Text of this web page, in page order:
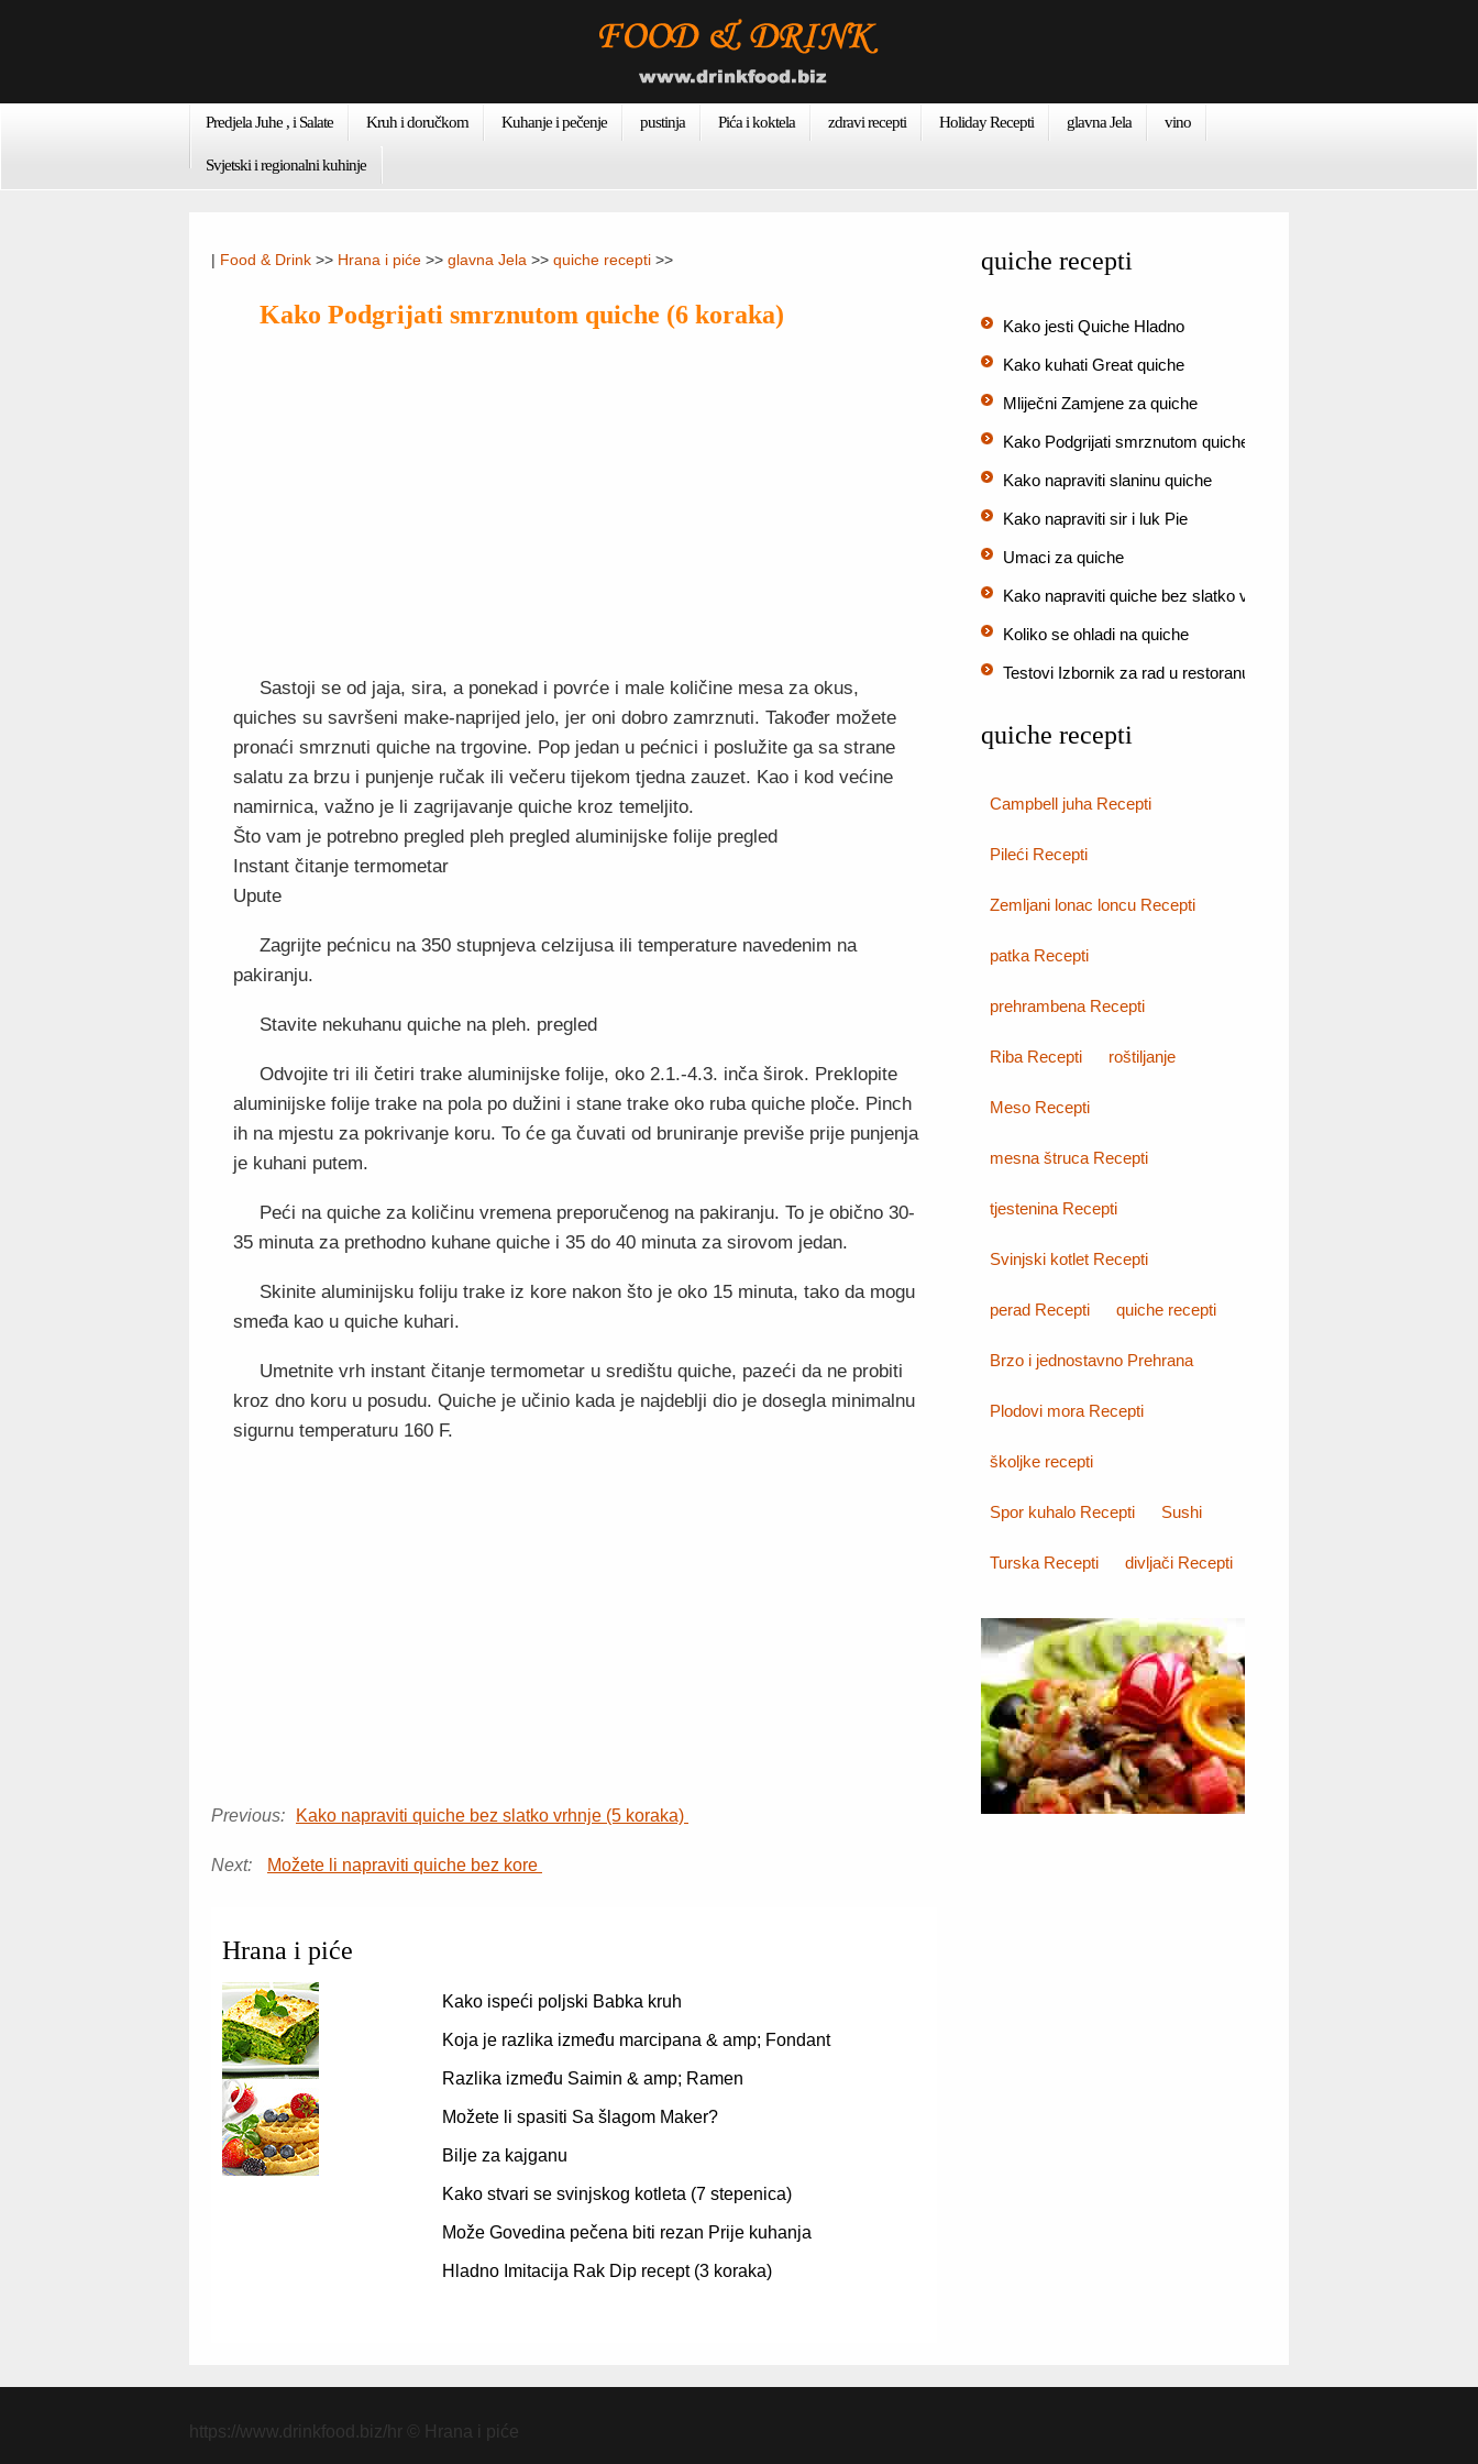
Predjela Juhe , i Salate Kruh i doručkom Kuhanje i pečenje pustinja Pića i koktela zdravi recepti Holiday Recepti glavna Jela vino
Svjetski i regionalni kuhinje
| Food & Drink >> Hrana i piće >> glavna Jela >> quiche recepti >>
Kako Podgrijati smrznutom quiche (6 koraka)
Sastoji se od jaja, sira, a ponekad i povrće i male količine mesa za okus,
quiches su savršeni make-naprijed jelo, jer oni dobro zamrznuti. Također možete
pronaći smrznuti quiche na trgovine. Pop jedan u pećnici i poslužite ga sa strane
salatu za brzu i punjenje ručak ili večeru tijekom tjedna zauzet. Kao i kod većine
namirnica, važno je li zagrijavanje quiche kroz temeljito.
Što vam je potrebno pregled pleh pregled aluminijske folije pregled
Instant čitanje termometar
Upute
Zagrijte pećnicu na 350 stupnjeva celzijusa ili temperature navedenim na
pakiranju.
Stavite nekuhanu quiche na pleh. pregled
Odvojite tri ili četiri trake aluminijske folije, oko 2.1.-4.3. inča širok. Preklopite
aluminijske folije trake na pola po dužini i stane trake oko ruba quiche ploče. Pinch
ih na mjestu za pokrivanje koru. To će ga čuvati od bruniranje previše prije punjenja
je kuhani putem.
Peći na quiche za količinu vremena preporučenog na pakiranju. To je obično 30-
35 minuta za prethodno kuhane quiche i 35 do 40 minuta za sirovom jedan.
Skinite aluminijsku foliju trake iz kore nakon što je oko 15 minuta, tako da mogu
smeđa kao u quiche kuhari.
Umetnite vrh instant čitanje termometar u središtu quiche, pazeći da ne probiti
kroz dno koru u posudu. Quiche je učinio kada je najdeblji dio je dosegla minimalnu
sigurnu temperaturu 160 F.
Previous: Kako napraviti quiche bez slatko vrhnje (5 koraka)
Next: Možete li napraviti quiche bez kore
Hrana i piće
Kako ispeći poljski Babka kruh
Koja je razlika između marcipana & amp; Fondant
Razlika između Saimin & amp; Ramen
Možete li spasiti Sa šlagom Maker?
Bilje za kajganu
Kako stvari se svinjskog kotleta (7 stepenica)
Može Govedina pečena biti rezan Prije kuhanja
Hladno Imitacija Rak Dip recept (3 koraka)
quiche recepti
Kako jesti Quiche Hladno
Kako kuhati Great quiche
Mliječni Zamjene za quiche
Kako Podgrijati smrznutom quiche (6 koraka)
Kako napraviti slaninu quiche
Kako napraviti sir i luk Pie
Umaci za quiche
Kako napraviti quiche bez slatko vrhnje (5 koraka)
Koliko se ohladi na quiche
Testovi Izbornik za rad u restoranu
quiche recepti
Campbell juha Recepti
Pileći Recepti
Zemljani lonac loncu Recepti
patka Recepti
prehrambena Recepti
Riba Recepti roštiljanje
Meso Recepti
mesna štruca Recepti
tjestenina Recepti
Svinjski kotlet Recepti
perad Recepti quiche recepti
Brzo i jednostavno Prehrana
Plodovi mora Recepti
školjke recepti
Spor kuhalo Recepti Sushi
Turska Recepti divljači Recepti
https://www.drinkfood.biz/hr © Hrana i piće